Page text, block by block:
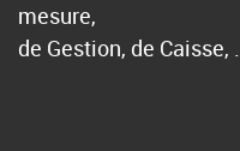
mesure,
de Gestion, de Caisse,